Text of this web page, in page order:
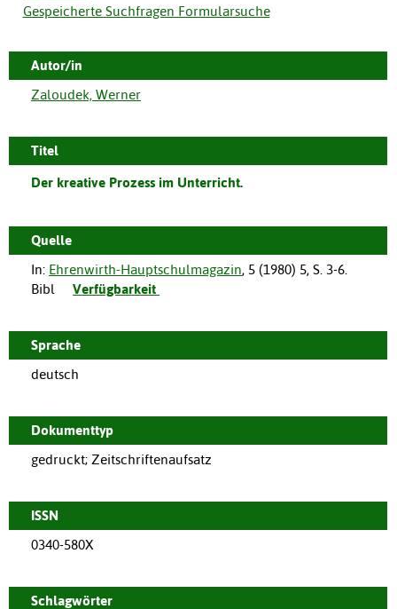
Gespeicherte Suchfragen Formularsuche
Autor/in
Zaloudek, Werner
Titel
Der kreative Prozess im Unterricht.
Quelle
In: Ehrenwirth-Hauptschulmagazin, 5 (1980) 5, S. 3-6.
Bibl
Verfügbarkeit
Sprache
deutsch
Dokumenttyp
gedruckt; Zeitschriftenaufsatz
ISSN
0340-580X
Schlagwörter